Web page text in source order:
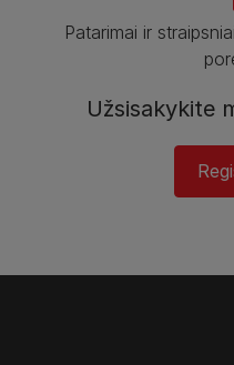
Patarimai ir
Užsisakykite